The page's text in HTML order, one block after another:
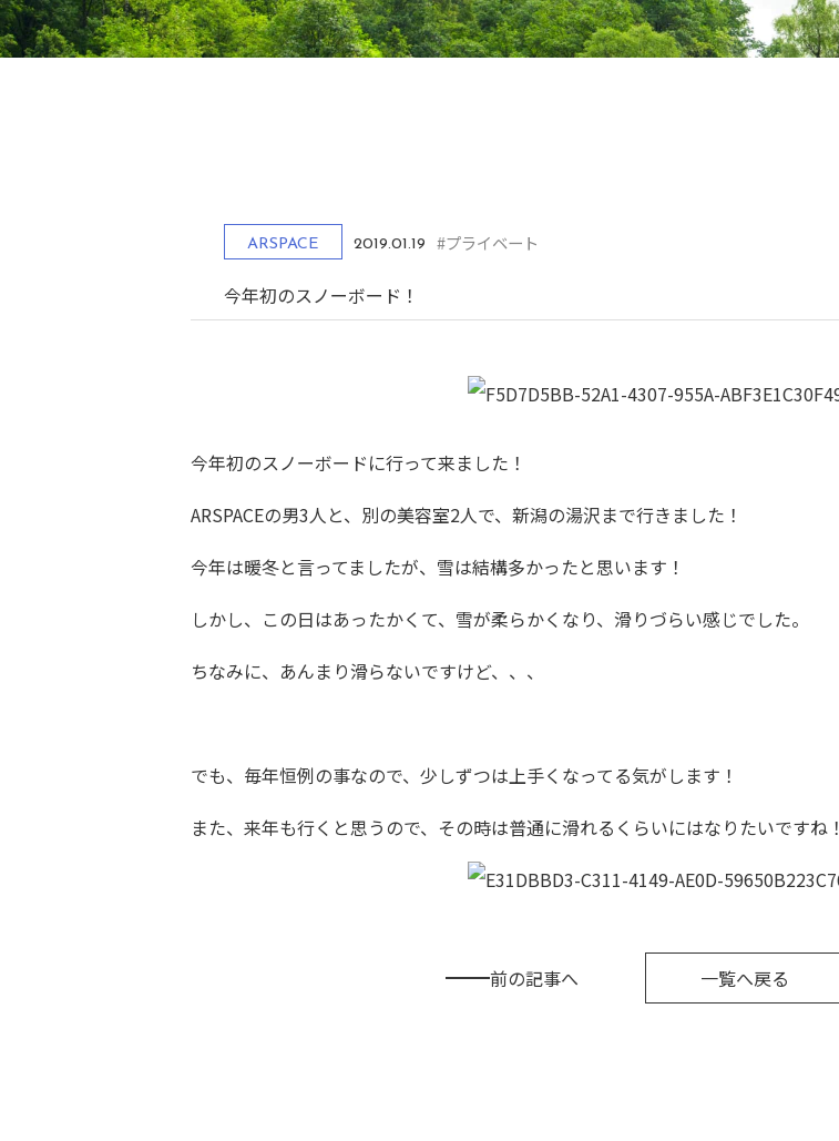
ARSPACE 2019.01.19 #プライベート
今年初のスノーボード！
今年初のスノーボードに行って来ました！
ARSPACEの男3人と、別の美容室2人で、新潟の湯沢まで行きました！
今年は暖冬と言ってましたが、雪は結構多かったと思います！
しかし、この日はあったかくて、雪が柔らかくなり、滑りづらい感じでした。
ちなみに、あんまり滑らないですけど、、、
でも、毎年恒例の事なので、少しずつは上手くなってる気がします！
また、来年も行くと思うので、その時は普通に滑れるくらいにはなりたいですね！
前の記事へ 一覧へ戻る